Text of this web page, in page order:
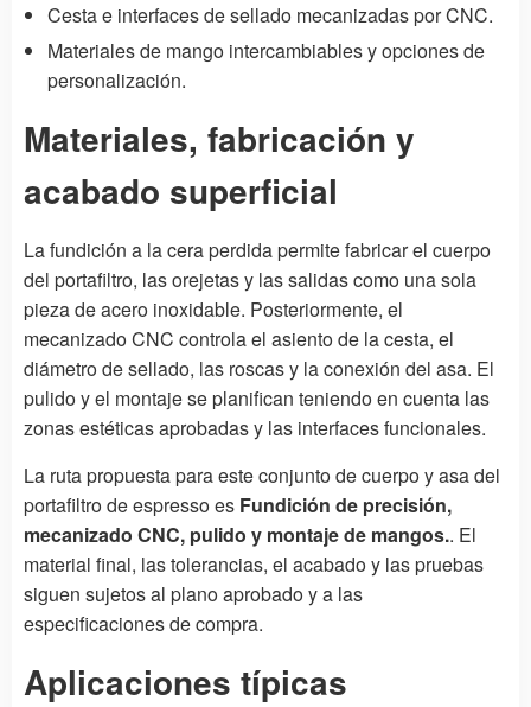
Cesta e interfaces de sellado mecanizadas por CNC.
Materiales de mango intercambiables y opciones de
personalización.
Materiales, fabricación y
acabado superficial
La fundición a la cera perdida permite fabricar el cuerpo
del portafiltro, las orejetas y las salidas como una sola
pieza de acero inoxidable. Posteriormente, el
mecanizado CNC controla el asiento de la cesta, el
diámetro de sellado, las roscas y la conexión del asa. El
pulido y el montaje se planifican teniendo en cuenta las
zonas estéticas aprobadas y las interfaces funcionales.
La ruta propuesta para este conjunto de cuerpo y asa del
portafiltro de espresso es Fundición de precisión,
mecanizado CNC, pulido y montaje de mangos.. El
material final, las tolerancias, el acabado y las pruebas
siguen sujetos al plano aprobado y a las
especificaciones de compra.
Aplicaciones típicas